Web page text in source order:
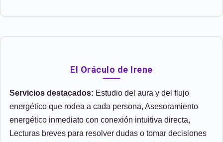
El Oráculo de Irene
Servicios destacados: Estudio del aura y del flujo
energético que rodea a cada persona, Asesoramiento
energético inmediato con conexión intuitiva directa,
Lecturas breves para resolver dudas o tomar decisiones